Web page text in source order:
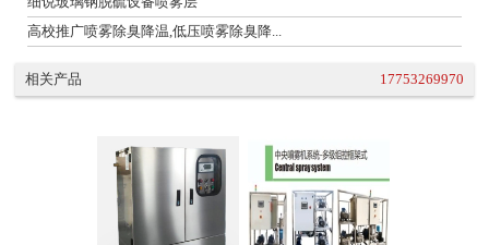
高校推广喷雾除臭降温,低压喷雾除臭降...
相关产品 17753269970